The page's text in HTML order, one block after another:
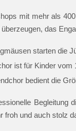
mit mehr als
das
starten die
ist für Kinder
bedient die
Begleitung
froh und auch stolz